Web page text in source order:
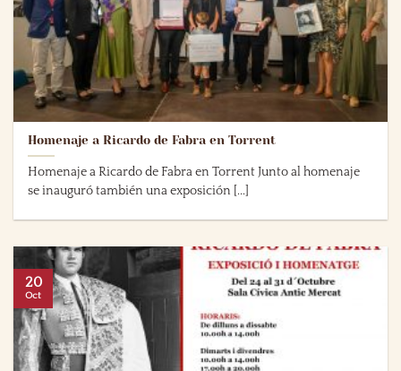
Homenaje a Ricardo de Fabra en Torrent
Homenaje a Ricardo de Fabra en Torrent Junto al homenaje
se inauguró también una exposición [...]
20
Oct